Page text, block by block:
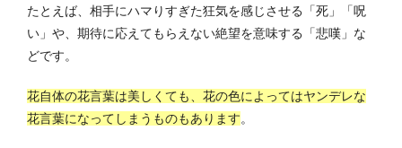
たとえば、相手にハマりすぎた狂気を感じさせる「死」「呪
い」や、期待に応えてもらえない絶望を意味する「悲嘆」な
どです。
花自体の花言葉は美しくても、花の色によってはヤンデレな
花言葉になってしまうものもあります。